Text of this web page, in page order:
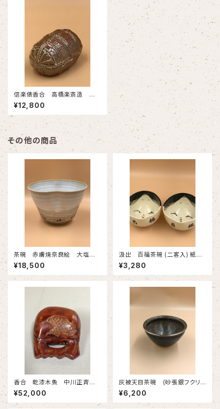
信楽俵香合 高橋楽斎造 共
箱 新物
¥12,800
その他の商品
茶碗 赤膚焼奈良絵 大塩昭
山造 共箱 古物
¥18,500
汲出 百福茶碗 (二客入) 紙
箱 新物
¥3,280
香合 乾漆木魚 中川正斉
造 共箱 新物
¥52,000
灰被天目茶碗 (砂張銀フクリン
付) 万代草山造 化粧箱 新物
¥6,200